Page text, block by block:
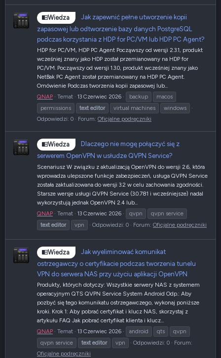
Wiedza
Jak zapewnić pełne utworzenie kopii
zapasowej lub odtworzenie bazy danych PostgreSQL
podczas korzystania z HDP for PC/VM lub HDP PC Agent?
HDP for PC/VM, HDP PC Agent Począwszy od wersji 2.3.1, produkt
wcześniej znany jako HDP został przemianowany na HDP for
PC/VM. Począwszy od wersji 1.3.0, produkt wcześniej znany jako
NetBak PC Agent został przemianowany na HDP PC Agent.
Omówienie Podczas tworzenia kopii zapasowej lub...
QNAP
Temat 13 Czerwiec 2026 backup
macos
permissions
text editor virtual machines
windows
Odpowiedzi: 0
Forum: Oficjalne podręczniki
Wiedza
Dlaczego nie mogę połączyć się z
serwerem OpenVPN w usłudze QVPN Service?
Scenariusz W związku z aktualizacją OpenVPN do wersji 2.6, która
wprowadza ulepszone funkcje zabezpieczeń, usługa QVPN Service
została zaktualizowana do wersji 3.2 w celu zachowania zgodności.
Starsze wersje usługi QVPN Service (3.0.781 i wcześniejsze) nadal
wykorzystują jednak OpenVPN 2.4 lub...
QNAP
Temat 13 Czerwiec 2026 qvpn
qvpn service
text editor vpn Odpowiedzi: 0 Forum: Oficjalne podręczniki
Wiedza
Jak wyeliminować komunikat
ostrzegawczy o certyfikacie podczas tworzenia tunelu
VPN do serwera NAS przy użyciu aplikacji OpenVPN
Produkty, których dotyczy: Wszystkie serwery NAS z systemem
operacyjnym QTS QVPN Service System Android Odp.: Aby
pozbyć się tego komunikatu ostrzegawczego, wykonaj poniższe
kroki. Krok 1: Aby pobrać certyfikat i klucz NAS, skorzystaj z
artykułu FAQ Jak pobrać certyfikat klienta i klucz...
QNAP
Temat 13 Czerwiec 2026 android qts
qvpn
qvpn service
text editor vpn Odpowiedzi: 0
Forum:
Oficjalne podręczniki